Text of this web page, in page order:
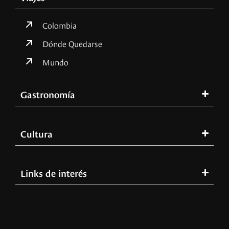
Colombia
Dónde Quedarse
Mundo
Gastronomía
Cultura
Links de interés